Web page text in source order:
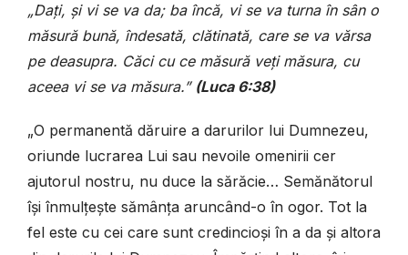
„Dați, și vi se va da; ba încă, vi se va turna în sân o
măsură bună, îndesată, clătinată, care se va vărsa
pe deasupra. Căci cu ce măsură veți măsura, cu
aceea vi se va măsura.” (Luca 6:38)
„O permanentă dăruire a darurilor lui Dumnezeu,
oriunde lucrarea Lui sau nevoile omenirii cer
ajutorul nostru, nu duce la sărăcie… Semănătorul
își înmulțește sămânța aruncând-o în ogor. Tot la
fel este cu cei care sunt credincioși în a da și altora